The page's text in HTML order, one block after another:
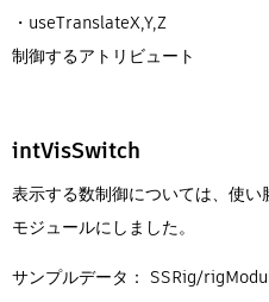
・useTranslateX,Y,Z
制御するアトリビュート
intVisSwitch
表示する数制御については、使
モジュールにしました。
サンプルデータ： SSRig/